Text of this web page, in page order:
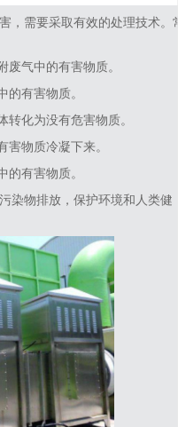
，需要采取有效的处理技术。
废气中的有害物质。
的有害物质。
化为没有危害物质。
害物质冷凝下来。
的有害物质。
染物排放，保护环境和人类健